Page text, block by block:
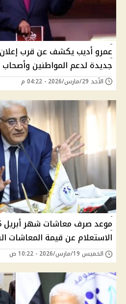
عمرو أديب يكشف عن قرب إعلان
جديدة لدعم المواطنين
الأحد 29/مارس/2026 - 04:22 م
الاستعلام عن قيمة المعاشات
الخميس 19/مارس/2026 - 10:22 ص